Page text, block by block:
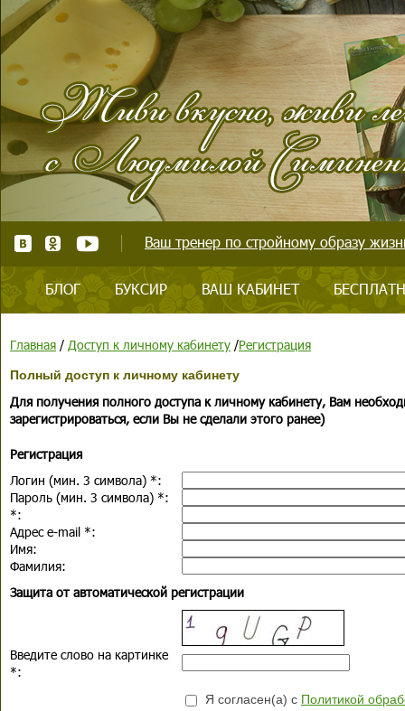
Ваш тренер по стройному образу
БЛОГ БУКСИР ВАШ КАБИНЕТ
Главная / Доступ к личному кабинету /Регистрация
Полный доступ к личному кабинету
Для получения полного доступа к личному кабинету, Вам
зарегистрироваться, если Вы не сделали этого ранее)
Регистрация
Логин (мин. 3 символа) *:
Пароль (мин. 3 символа) *:
*:
Адрес e-mail *:
Имя:
Фамилия:
Защита от автоматической регистрации
Введите слово на картинке
*:
Я согласен(а) с Политикой